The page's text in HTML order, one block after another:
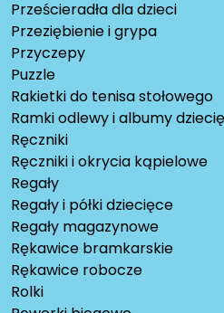
Prześcieradła dla dzieci
Przeziębienie i grypa
Przyczepy
Puzzle
Rakietki do tenisa stołowego
Ramki odlewy i albumy
Ręczniki
Ręczniki i okrycia kąpielowe
Regały
Regały i półki dziecięce
Regały magazynowe
Rękawice bramkarskie
Rękawice robocze
Rolki